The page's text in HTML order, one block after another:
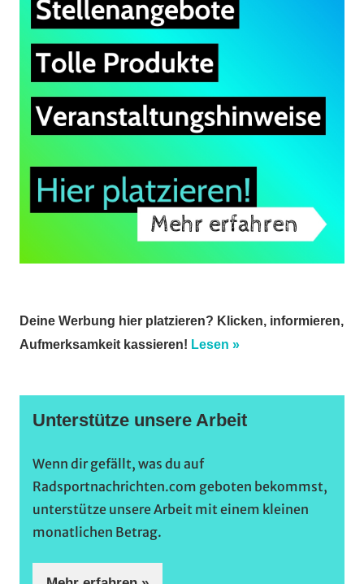
Deine Werbung hier platzieren? Klicken, informieren,
Aufmerksamkeit kassieren! Lesen »
Unterstütze unsere Arbeit
Wenn dir gefällt, was du auf
Radsportnachrichten.com geboten bekommst,
unterstütze unsere Arbeit mit einem kleinen
monatlichen Betrag.